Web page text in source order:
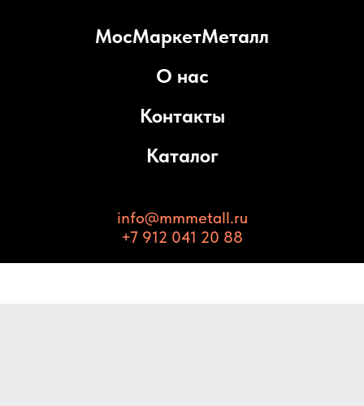
МосМаркетМеталл
О нас
Контакты
Каталог
info@mmmetall.ru
+7 912 041 20 88